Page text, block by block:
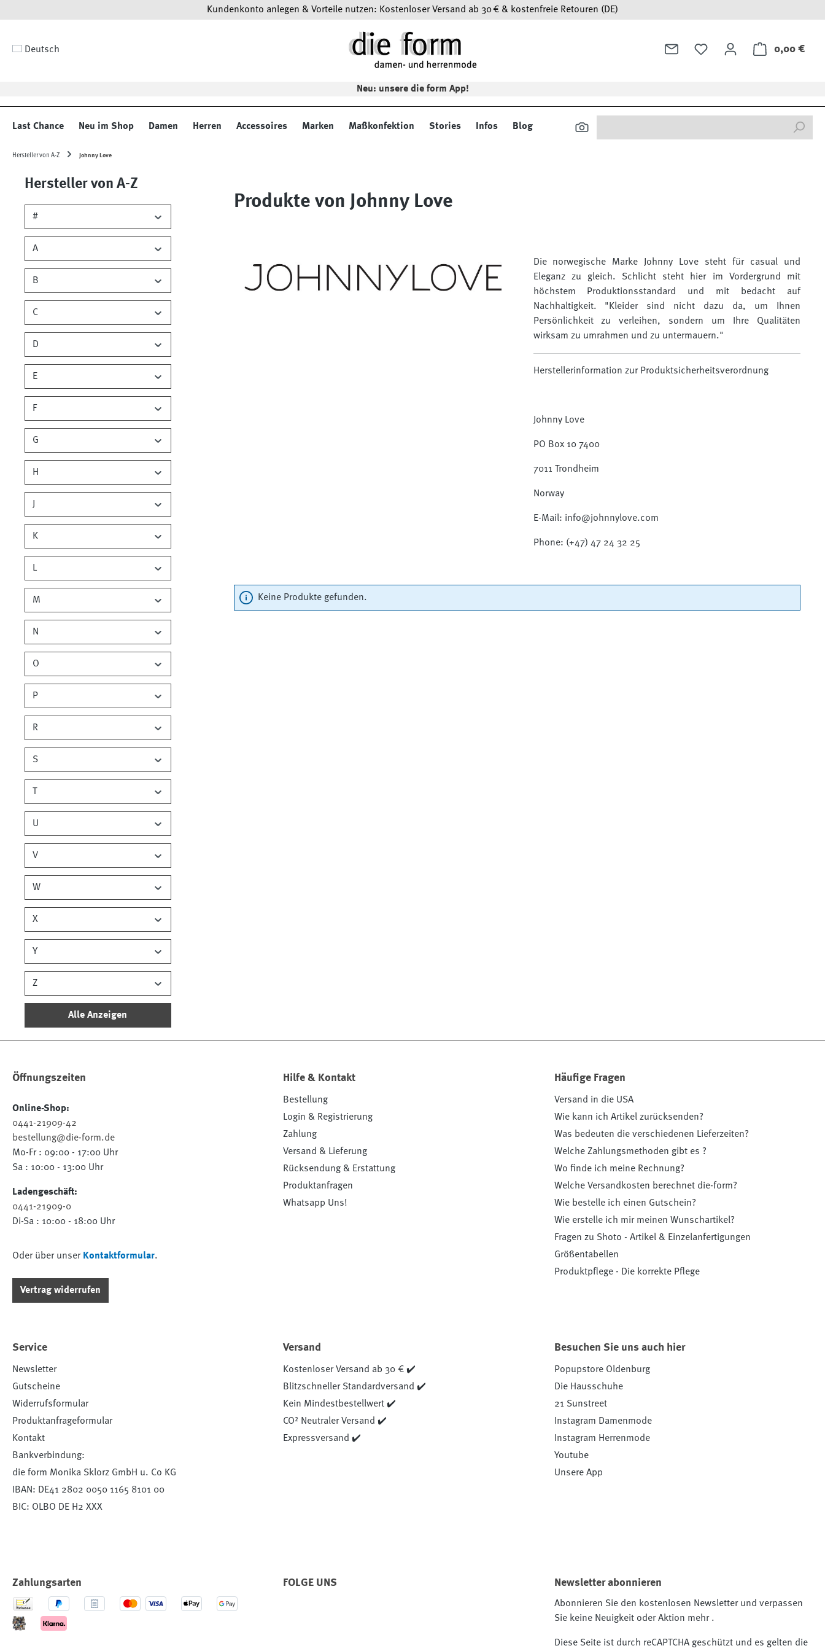
Kundenkonto anlegen & Vorteile nutzen: Kostenloser Versand ab 30 € & kostenfreie Retouren (DE)
Deutsch 0,00 €
Neu: unsere die form App!
Last Chance Neu im Shop Damen Herren Accessoires Marken Maßkonfektion Stories Infos Blog
Hersteller von A-Z Johnny Love
Hersteller von A-Z
#
A
B
C
D
E
F
G
H
J
K
L
M
N
O
P
R
S
U
V
W
X
Y
Z
Alle Anzeigen
Produkte von Johnny Love
Die norwegische Marke Johnny Love steht für casual und
Eleganz zu gleich. Schlicht steht hier im Vordergrund mit
höchstem Produktionsstandard und mit bedacht auf
Nachhaltigkeit. "Kleider sind nicht dazu da, um Ihnen
Persönlichkeit zu verleihen, sondern um Ihre Qualitäten
wirksam zu umrahmen und zu untermauern."
Herstellerinformation zur Produktsicherheitsverordnung
Johnny Love
PO Box 10 7400
7011 Trondheim
Norway
E-Mail: info@johnnylove.com
Phone: (+47) 47 24 32 25
Keine Produkte gefunden.
Öffnungszeiten
Online-Shop:
0441-21909-42
bestellung@die-form.de
Mo-Fr : 09:00 - 17:00 Uhr
Sa : 10:00 - 13:00 Uhr
Ladengeschäft:
0441-21909-0
Di-Sa : 10:00 - 18:00 Uhr
Oder über unser Kontaktformular.
Vertrag widerrufen
Hilfe & Kontakt
Bestellung
Login & Registrierung
Zahlung
Versand & Lieferung
Rücksendung & Erstattung
Produktanfragen
Whatsapp Uns!
Häufige Fragen
Versand in die USA
Wie kann ich Artikel zurücksenden?
Was bedeuten die verschiedenen Lieferzeiten?
Welche Zahlungsmethoden gibt es ?
Wo finde ich meine Rechnung?
Welche Versandkosten berechnet die-form?
Wie bestelle ich einen Gutschein?
Wie erstelle ich mir meinen Wunschartikel?
Fragen zu Shoto - Artikel & Einzelanfertigungen
Größentabellen
Produktpflege - Die korrekte Pflege
Service
Newsletter
Gutscheine
Widerrufsformular
Produktanfrageformular
Kontakt
Bankverbindung:
die form Monika Sklorz GmbH u. Co KG
IBAN: DE41 2802 0050 1165 8101 00
BIC: OLBO DE H2 XXX
Versand
Kostenloser Versand ab 30 € ✔️
Blitzschneller Standardversand ✔️
Kein Mindestbestellwert ✔️
CO² Neutraler Versand ✔️
Expressversand ✔️
Besuchen Sie uns auch hier
Popupstore Oldenburg
Die Hausschuhe
21 Sunstreet
Instagram Damenmode
Instagram Herrenmode
Youtube
Unsere App
Zahlungsarten FOLGE UNS Newsletter abonnieren
Abonnieren Sie den kostenlosen Newsletter und verpassen
Sie keine Neuigkeit oder Aktion mehr .
Diese Seite ist durch reCAPTCHA geschützt und es gelten die